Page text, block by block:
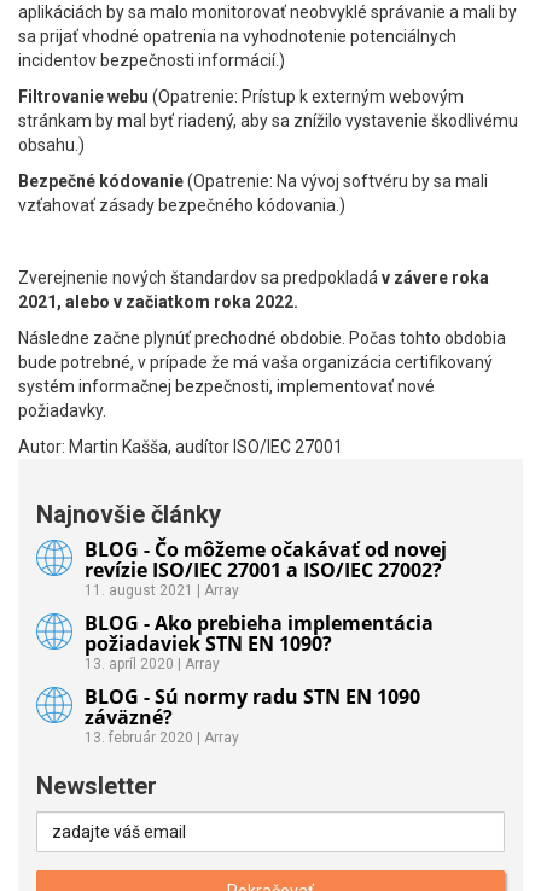
aplikáciách by sa malo monitorovať neobvyklé správanie a mali by
sa prijať vhodné opatrenia na vyhodnotenie potenciálnych
incidentov bezpečnosti informácií.)
Filtrovanie webu (Opatrenie: Prístup k externým webovým
stránkam by mal byť riadený, aby sa znížilo vystavenie škodlivému
obsahu.)
Bezpečné kódovanie(Opatrenie: Na vývoj softvéru by sa mali
vzťahovať zásady bezpečného kódovania.)
Zverejnenie nových štandardov sa predpokladá v závere roka
2021, alebo v začiatkom roka 2022.
Následne začne plynúť prechodné obdobie. Počas tohto obdobia
bude potrebné, v prípade že má vaša organizácia certifikovaný
systém informačnej bezpečnosti, implementovať nové
požiadavky.
Autor: Martin Kašša, audítor ISO/IEC 27001
Najnovšie články
BLOG - Čo môžeme očakávať od novej
revízie ISO/IEC 27001 a ISO/IEC 27002?
11. august 2021 | Array
BLOG - Ako prebieha implementácia
požiadaviek STN EN 1090?
13. apríl 2020 | Array
BLOG - Sú normy radu STN EN 1090
záväzné?
13. február 2020 | Array
Newsletter